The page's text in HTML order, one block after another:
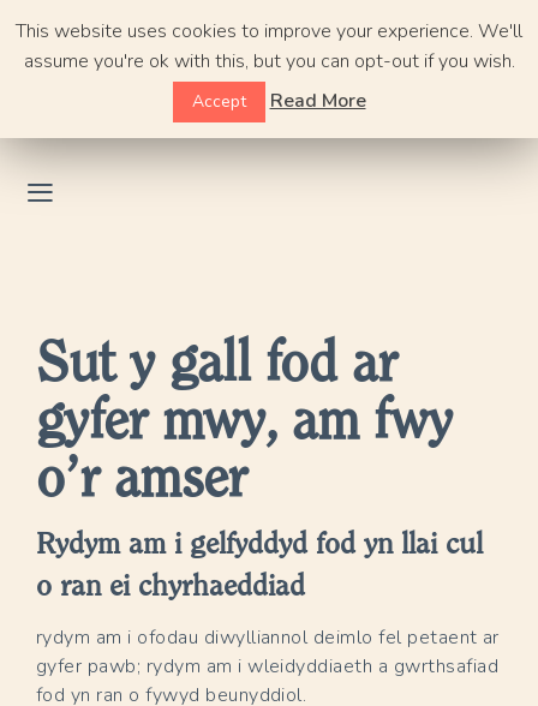
content
Sut y gall fod ar
gyfer mwy, am fwy
o’r amser
Rydym am i gelfyddyd fod yn llai cul
o ran ei chyrhaeddiad
rydym am i ofodau diwylliannol deimlo fel petaent ar
gyfer pawb; rydym am i wleidyddiaeth a gwrthsafiad
fod yn ran o fywyd beunyddiol.
This website uses cookies to improve your experience. We'll
assume you're ok with this, but you can opt-out if you wish.
Accept Read More